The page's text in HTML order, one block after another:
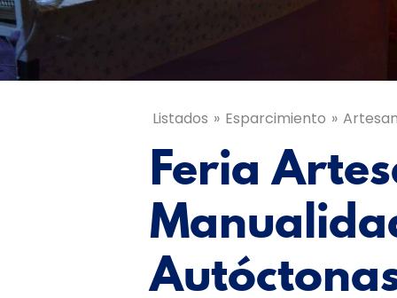
Listados Esparcimiento
Feria